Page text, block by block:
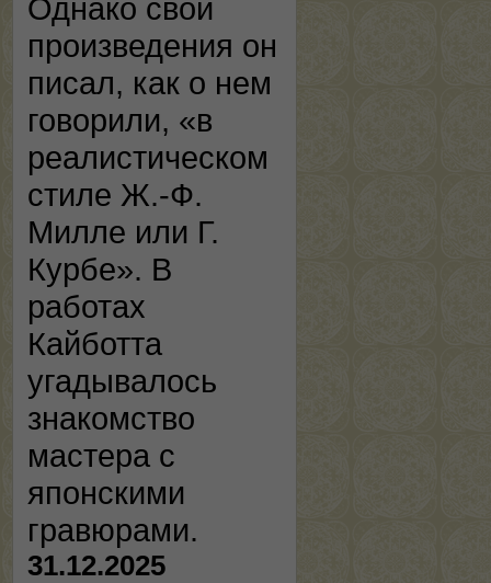
Однако свои
произведения он
писал, как о нем
говорили, «в
реалистическом
стиле Ж.-Ф.
Милле или Г.
Курбе». В
работах
Кайботта
угадывалось
знакомство
мастера с
японскими
гравюрами.
31.12.2025